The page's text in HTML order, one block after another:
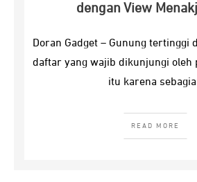
dengan View
Doran Gadget – Gunung tertinggi
daftar yang wajib dikunjungi oleh
itu karena
READ MORE